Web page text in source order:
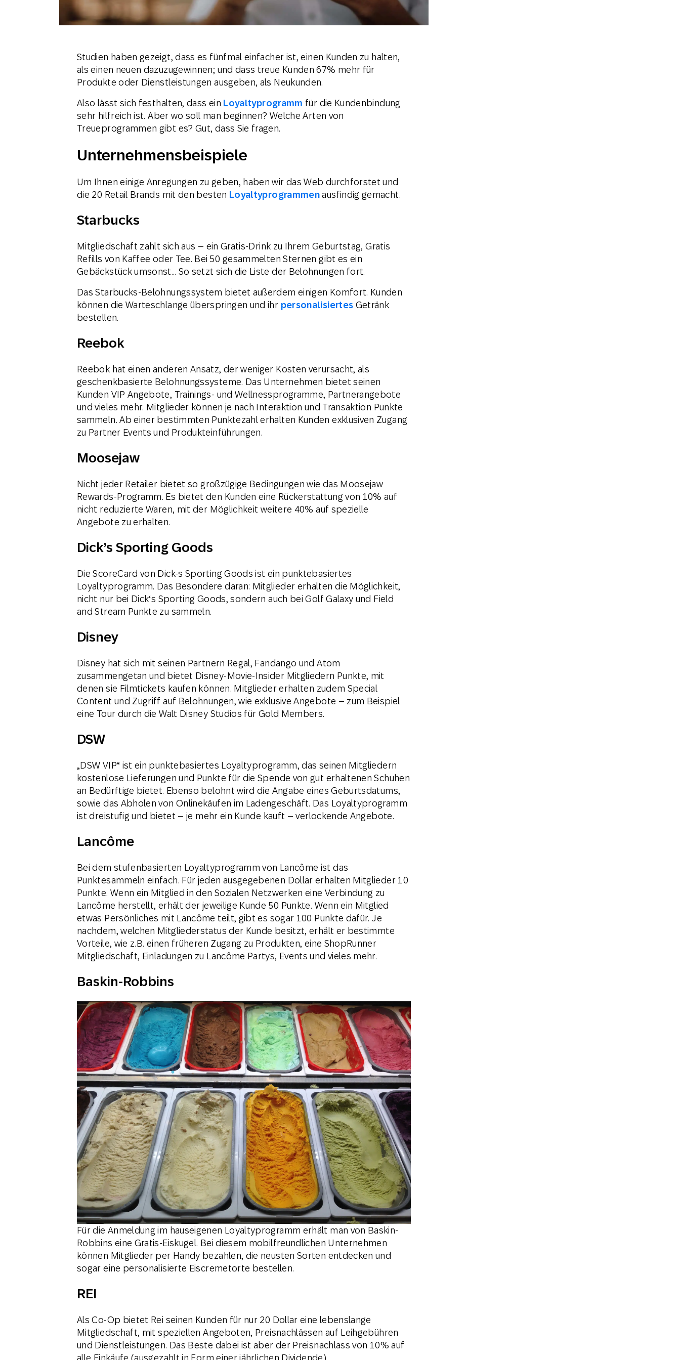
Studien haben gezeigt, dass es fünfmal einfacher ist, einen Kunden zu halten,
als einen neuen dazuzugewinnen; und dass treue Kunden 67% mehr für
Produkte oder Dienstleistungen ausgeben, als Neukunden.
Also lässt sich festhalten, dass ein Loyaltyprogramm für die Kundenbindung
sehr hilfreich ist. Aber wo soll man beginnen? Welche Arten von
Treueprogrammen gibt es? Gut, dass Sie fragen.
Unternehmensbeispiele
Um Ihnen einige Anregungen zu geben, haben wir das Web durchforstet und
die 20 Retail Brands mit den besten Loyaltyprogrammenausfindig gemacht.
Starbucks
Mitgliedschaft zahlt sich aus – ein Gratis-Drink zu Ihrem Geburtstag, Gratis
Refills von Kaffee oder Tee. Bei 50 gesammelten Sternen gibt es ein
Gebäckstück umsonst… So setzt sich die Liste der Belohnungen fort.
Das Starbucks-Belohnungssystem bietet außerdem einigen Komfort. Kunden
können die Warteschlange überspringen und ihr personalisiertes Getränk
bestellen.
Reebok
Reebok hat einen anderen Ansatz, der weniger Kosten verursacht, als
geschenkbasierte Belohnungssysteme. Das Unternehmen bietet seinen
Kunden VIP Angebote, Trainings- und Wellnessprogramme, Partnerangebote
und vieles mehr. Mitglieder können je nach Interaktion und Transaktion Punkte
sammeln. Ab einer bestimmten Punktezahl erhalten Kunden exklusiven Zugang
zu Partner Events und Produkteinführungen.
Moosejaw
Nicht jeder Retailer bietet so großzügige Bedingungen wie das Moosejaw
Rewards-Programm. Es bietet den Kunden eine Rückerstattung von 10% auf
nicht reduzierte Waren, mit der Möglichkeit weitere 40% auf spezielle
Angebote zu erhalten.
Dick’s Sporting Goods
Die ScoreCard von Dick-s Sporting Goods ist ein punktebasiertes
Loyaltyprogramm. Das Besondere daran: Mitglieder erhalten die Möglichkeit,
nicht nur bei Dick‘s Sporting Goods, sondern auch bei Golf Galaxy und Field
and Stream Punkte zu sammeln.
Disney
Disney hat sich mit seinen Partnern Regal, Fandango und Atom
zusammengetan und bietet Disney-Movie-Insider Mitgliedern Punkte, mit
denen sie Filmtickets kaufen können. Mitglieder erhalten zudem Special
Content und Zugriff auf Belohnungen, wie exklusive Angebote – zum Beispiel
eine Tour durch die Walt Disney Studios für Gold Members.
DSW
„DSW VIP“ ist ein punktebasiertes Loyaltyprogramm, das seinen Mitgliedern
kostenlose Lieferungen und Punkte für die Spende von gut erhaltenen Schuhen
an Bedürftige bietet. Ebenso belohnt wird die Angabe eines Geburtsdatums,
sowie das Abholen von Onlinekäufen im Ladengeschäft. Das Loyaltyprogramm
ist dreistufig und bietet – je mehr ein Kunde kauft – verlockende Angebote.
Lancôme
Bei dem stufenbasierten Loyaltyprogramm von Lancôme ist das
Punktesammeln einfach. Für jeden ausgegebenen Dollar erhalten Mitglieder 10
Punkte. Wenn ein Mitglied in den Sozialen Netzwerken eine Verbindung zu
Lancôme herstellt, erhält der jeweilige Kunde 50 Punkte. Wenn ein Mitglied
etwas Persönliches mit Lancôme teilt, gibt es sogar 100 Punkte dafür. Je
nachdem, welchen Mitgliederstatus der Kunde besitzt, erhält er bestimmte
Vorteile, wie z.B. einen früheren Zugang zu Produkten, eine ShopRunner
Mitgliedschaft, Einladungen zu Lancôme Partys, Events und vieles mehr.
Baskin-Robbins
Für die Anmeldung im hauseigenen Loyaltyprogramm erhält man von Baskin-
Robbins eine Gratis-Eiskugel. Bei diesem mobilfreundlichen Unternehmen
können Mitglieder per Handy bezahlen, die neusten Sorten entdecken und
sogar eine personalisierte Eiscremetorte bestellen.
REI
Als Co-Op bietet Rei seinen Kunden für nur 20 Dollar eine lebenslange
Mitgliedschaft, mit speziellen Angeboten, Preisnachlässen auf Leihgebühren
und Dienstleistungen. Das Beste dabei ist aber der Preisnachlass von 10% auf
alle Einkäufe (ausgezahlt in Form einer jährlichen Dividende).